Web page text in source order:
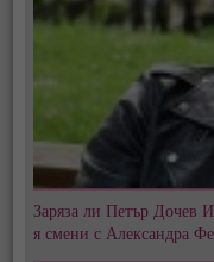
Заряза ли Петър Дочев
я смени с Александра